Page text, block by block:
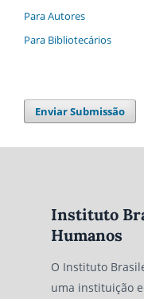
Para Autores
Para Bibliotecários
Enviar Submissão
Instituto
Humanos
O Instituto
uma instituição